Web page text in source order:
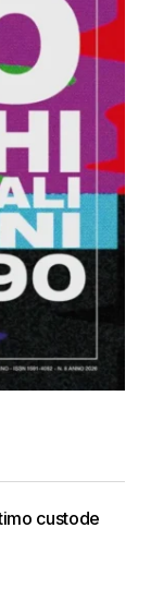
custode